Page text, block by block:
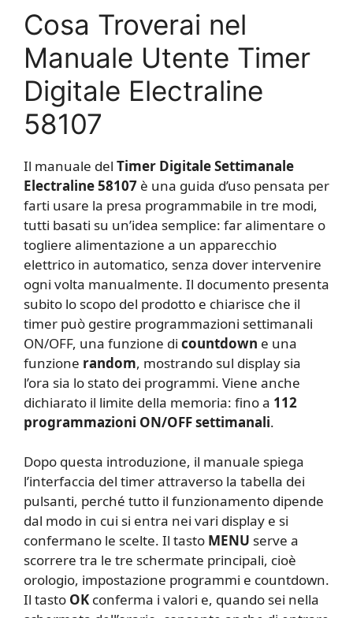
Cosa Troverai nel
Manuale Utente Timer
Digitale Electraline
58107
Il manuale del Timer Digitale Settimanale
Electraline 58107 è una guida d’uso pensata per
farti usare la presa programmabile in tre modi,
tutti basati su un’idea semplice: far alimentare o
togliere alimentazione a un apparecchio
elettrico in automatico, senza dover intervenire
ogni volta manualmente. Il documento presenta
subito lo scopo del prodotto e chiarisce che il
timer può gestire programmazioni settimanali
ON/OFF, una funzione di countdown e una
funzione random, mostrando sul display sia
l’ora sia lo stato dei programmi. Viene anche
dichiarato il limite della memoria: fino a 112
programmazioni ON/OFF settimanali.
Dopo questa introduzione, il manuale spiega
l’interfaccia del timer attraverso la tabella dei
pulsanti, perché tutto il funzionamento dipende
dal modo in cui si entra nei vari display e si
confermano le scelte. Il tasto MENU serve a
scorrere tra le tre schermate principali, cioè
orologio, impostazione programmi e countdown.
Il tasto OK conferma i valori e, quando sei nella